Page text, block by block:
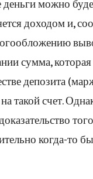
можно
доходом и,
сумма,
депозита
такой счет.
когда-то